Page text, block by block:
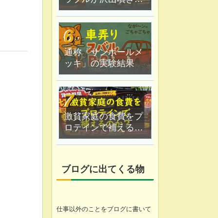
した｜６月の"かまっ
てちゃん"ツンデレ乱
舞
通称「サンポールメ
ッキ」の実験結果
激貧家庭の食費をプ
ロテインで補えるの
か？なが〜ン家は実
ブログに出てくる物
仕事以外のことをブログに書いて